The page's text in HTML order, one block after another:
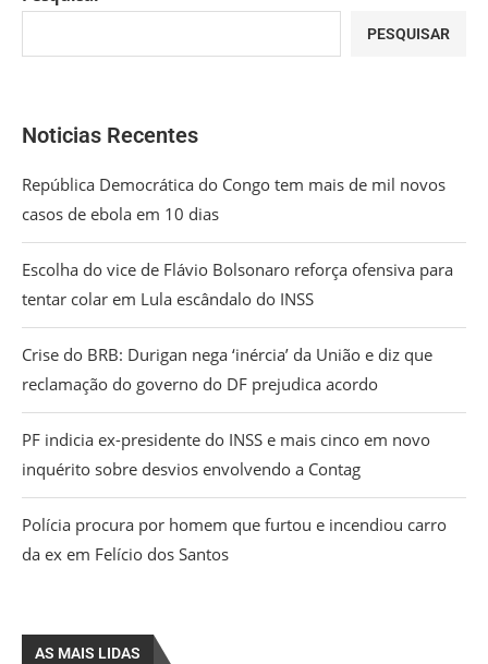
PESQUISAR
Noticias Recentes
República Democrática do Congo tem mais de mil novos
casos de ebola em 10 dias
Escolha do vice de Flávio Bolsonaro reforça ofensiva para
tentar colar em Lula escândalo do INSS
Crise do BRB: Durigan nega ‘inércia’ da União e diz que
reclamação do governo do DF prejudica acordo
PF indicia ex-presidente do INSS e mais cinco em novo
inquérito sobre desvios envolvendo a Contag
Polícia procura por homem que furtou e incendiou carro
da ex em Felício dos Santos
AS MAIS LIDAS